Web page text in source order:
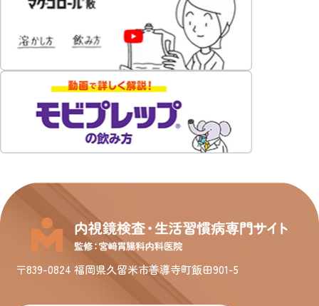
〒839-0824 福岡県久留米市善導寺町飯田901-5